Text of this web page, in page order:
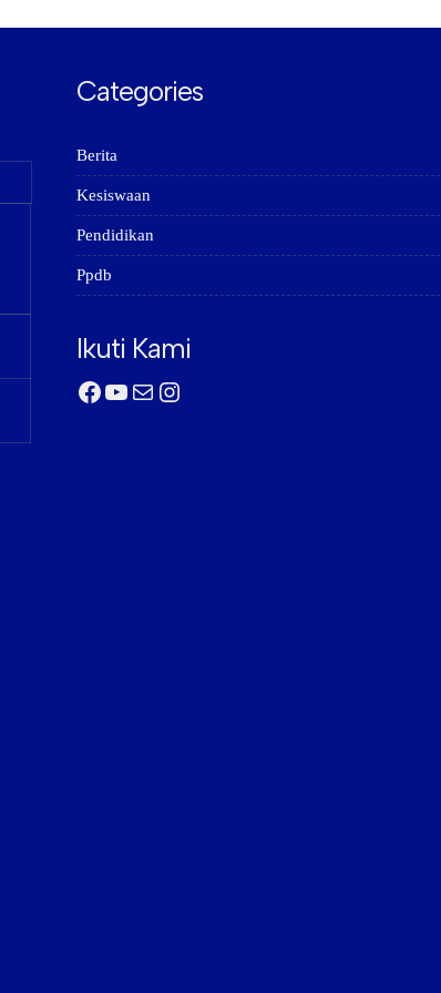
Categories
Berita
Kesiswaan
Pendidikan
Ppdb
Ikuti Kami
Facebook
YouTube
MailInstagram